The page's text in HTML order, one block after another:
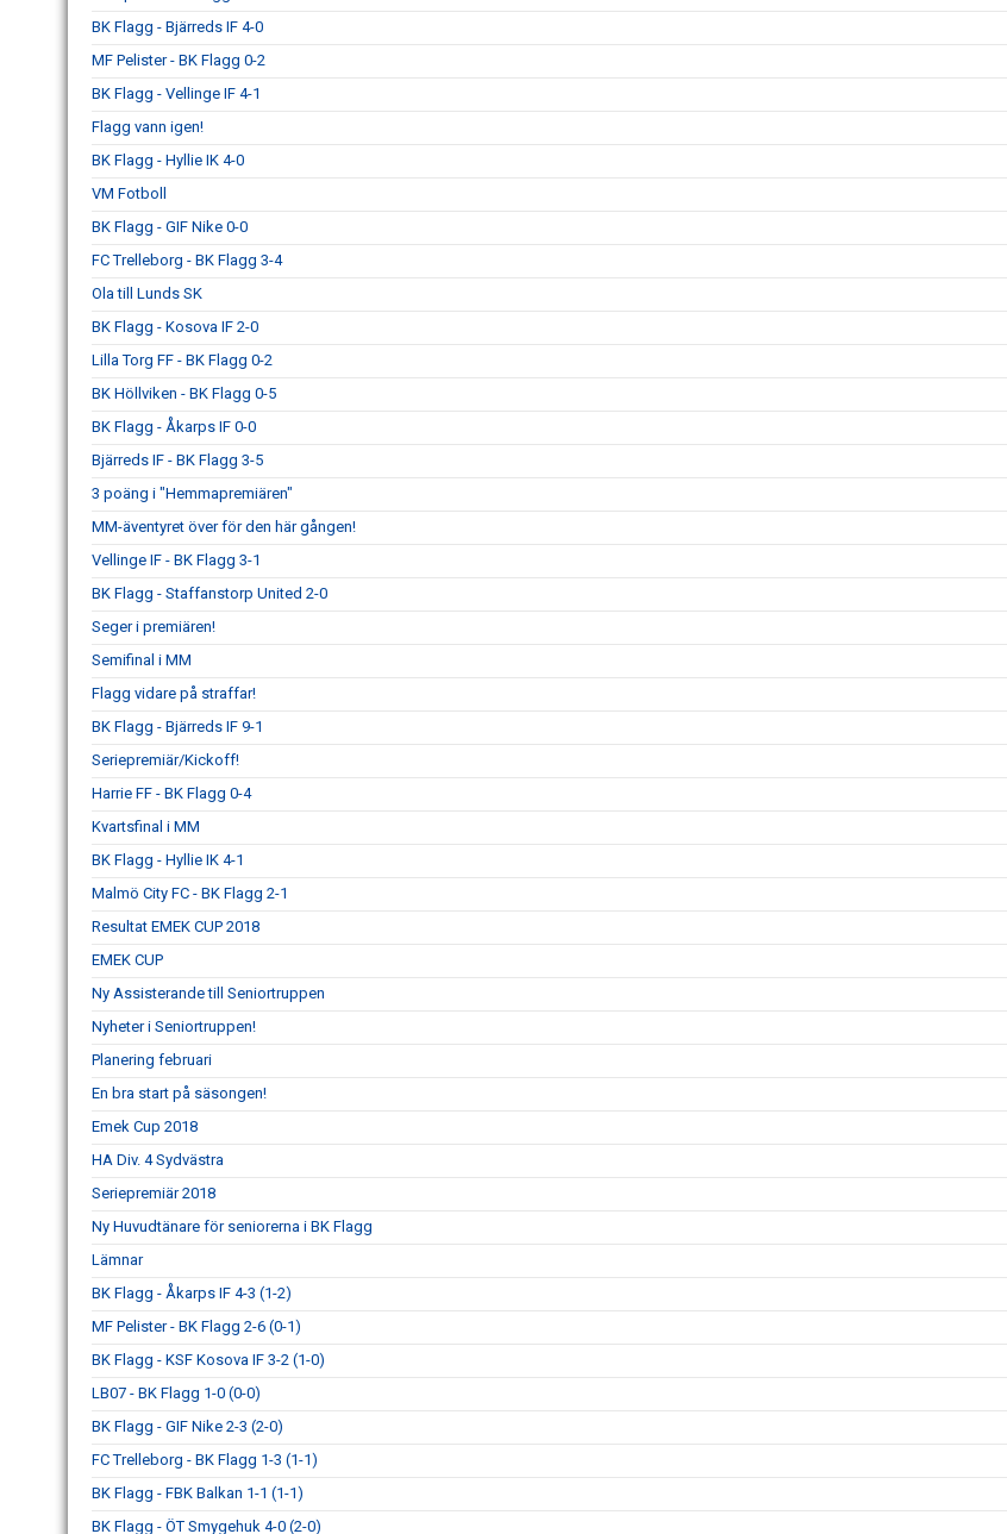
BK Flagg - Bjärreds IF 4-0
MF Pelister - BK Flagg 0-2
BK Flagg - Vellinge IF 4-1
Flagg vann igen!
BK Flagg - Hyllie IK 4-0
VM Fotboll
BK Flagg - GIF Nike 0-0
FC Trelleborg - BK Flagg 3-4
Ola till Lunds SK
BK Flagg - Kosova IF 2-0
Lilla Torg FF - BK Flagg 0-2
BK Höllviken - BK Flagg 0-5
BK Flagg - Åkarps IF 0-0
Bjärreds IF - BK Flagg 3-5
3 poäng i "Hemmapremiären"
MM-äventyret över för den här gången!
Vellinge IF - BK Flagg 3-1
BK Flagg - Staffanstorp United 2-0
Seger i premiären!
Semifinal i MM
Flagg vidare på straffar!
BK Flagg - Bjärreds IF 9-1
Seriepremiär/Kickoff!
Harrie FF - BK Flagg 0-4
Kvartsfinal i MM
BK Flagg - Hyllie IK 4-1
Malmö City FC - BK Flagg 2-1
Resultat EMEK CUP 2018
EMEK CUP
Ny Assisterande till Seniortruppen
Nyheter i Seniortruppen!
Planering februari
En bra start på säsongen!
Emek Cup 2018
HA Div. 4 Sydvästra
Seriepremiär 2018
Ny Huvudtänare för seniorerna i BK Flagg
Lämnar
BK Flagg - Åkarps IF 4-3 (1-2)
MF Pelister - BK Flagg 2-6 (0-1)
BK Flagg - KSF Kosova IF 3-2 (1-0)
LB07 - BK Flagg 1-0 (0-0)
BK Flagg - GIF Nike 2-3 (2-0)
FC Trelleborg - BK Flagg 1-3 (1-1)
BK Flagg - FBK Balkan 1-1 (1-1)
BK Flagg - ÖT Smygehuk 4-0 (2-0)